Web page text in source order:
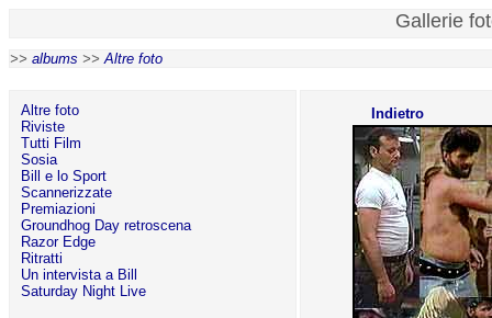
Gallerie
>> albums >>Altre foto
Altre foto
Riviste
Tutti Film
Sosia
Bill e lo Sport
Scannerizzate
Premiazioni
Groundhog Day retroscena
Razor Edge
Ritratti
Un intervista a Bill
Saturday Night Live
Indietro